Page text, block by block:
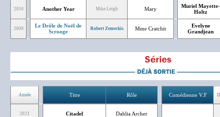
2010 Another Year Mike Leigh Mary
Muriel Mayette-
Holtz
2009
Le Drôle de Noël de
Scrooge
Robert Zemeckis Mme Cratchit
Evelyne
Grandjean
Année Titre Rôle Comédienne V.F
2023 Citadel
Dahlia Archer